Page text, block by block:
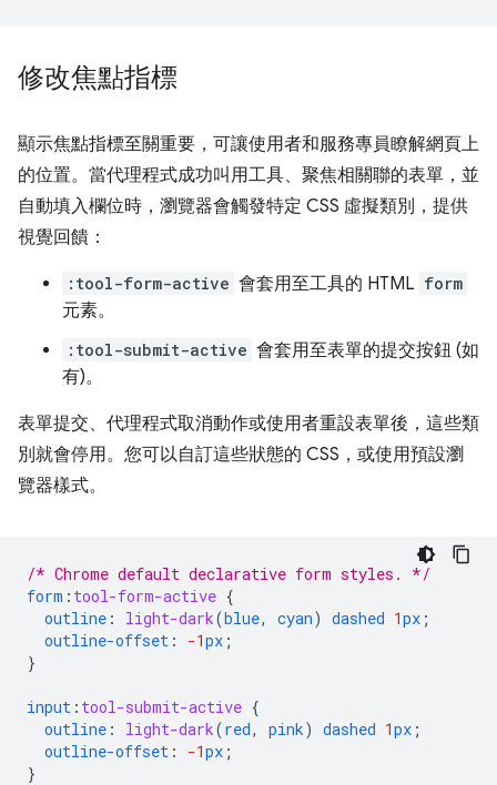
修改焦點指標
顯示焦點指標至關重要，可讓使用者和服務專員瞭解網頁上
的位置。當代理程式成功叫用工具、聚焦相關聯的表單，並
自動填入欄位時，瀏覽器會觸發特定 CSS 虛擬類別，提供
視覺回饋：
:tool-form-active 會套用至工具的 HTML form
元素。
:tool-submit-active 會套用至表單的提交按鈕 (如
有)。
表單提交、代理程式取消動作或使用者重設表單後，這些類
別就會停用。您可以自訂這些狀態的 CSS，或使用預設瀏
覽器樣式。
/* Chrome default declarative form styles. */
form : tool-form-active {
outline : light-dark(blue, cyan) dashed 1px ;
outline-offset : -1px ;
}
input : tool-submit-active {
outline : light-dark(red, pink) dashed 1px ;
outline-offset : -1px ;
}